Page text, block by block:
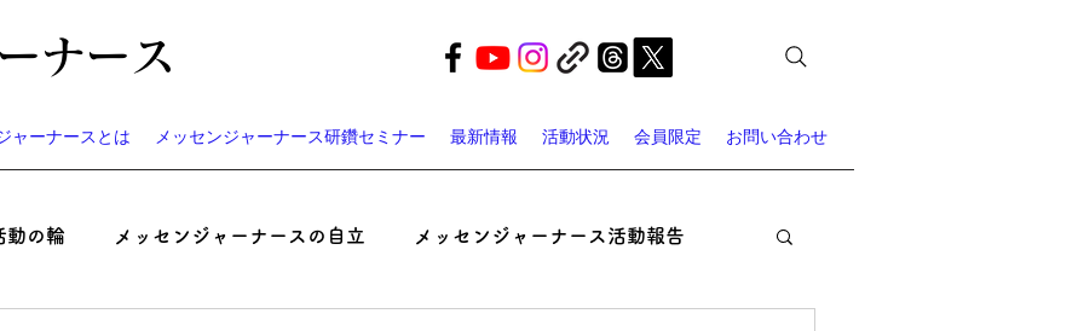
ナース
ャーナースとは メッセンジャーナース研鑽セミナー 最新情報 活動状況 会員限定 お問い合わせ
動の輪 メッセンジャーナースの自立 メッセンジャーナース活動報告